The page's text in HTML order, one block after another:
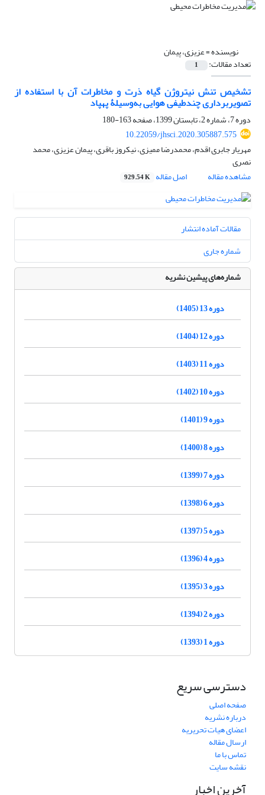
نویسنده =عزیزی، پیمان
تعداد مقالات: 1
تشخیص تنش نیتروژن گیاه ذرت و مخاطرات آن با استفاده از
تصویربرداری چندطیفی هوایی به‌وسیلۀ پهپاد
دوره 7، شماره 2، تابستان 1399، صفحه
163-180
10.22059/jhsci.2020.305887.575
مهریار جابری اقدم، محمدرضا ممیزی، نیکروز باقری، پیمان عزیزی، محمد
نصری
مشاهده مقاله
اصل مقاله 929.54 K
مقالات آماده انتشار
شماره جاری
شماره‌های پیشین نشریه
دوره 13 (1405)
دوره 12 (1404)
دوره 11 (1403)
دوره 10 (1402)
دوره 9 (1401)
دوره 8 (1400)
دوره 7 (1399)
دوره 6 (1398)
دوره 5 (1397)
دوره 4 (1396)
دوره 3 (1395)
دوره 2 (1394)
دوره 1 (1393)
دسترسی سریع
صفحه اصلی
درباره نشریه
اعضای هیات تحریریه
ارسال مقاله
تماس با ما
نقشه سایت
آخرین اخبار